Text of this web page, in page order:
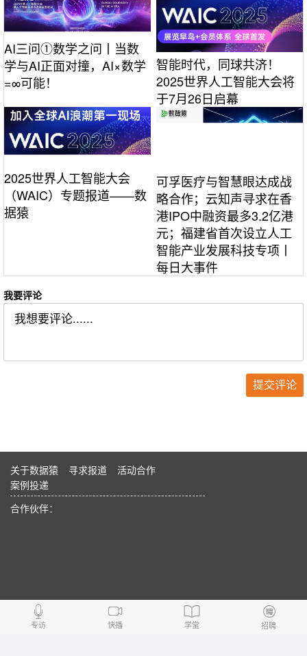
AI三问①数学之问丨当数
学与AI正面对撞，AI×数学
=∞可能！
智能时代，同球共济！
2025世界人工智能大会将
于7月26日启幕
2025世界人工智能大会
（WAIC）专题报道——数
据猿
可孚医疗与智慧眼达成战
略合作；云知声寻求在香
港IPO中融资最多3.2亿港
元；福建省首次设立人工
智能产业发展科技专项丨
每日大事件
我要评论
关于数据猿 寻求报道
活动合作
案例投递
合作伙伴：
数据猿 版权所有 DataYuan.cn 京ICP备14026010号-2
专访 快播 学堂 招聘